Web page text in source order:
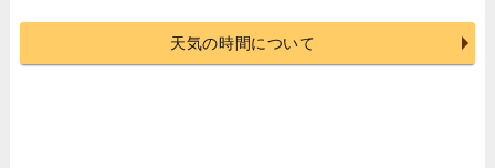
天気の時間について